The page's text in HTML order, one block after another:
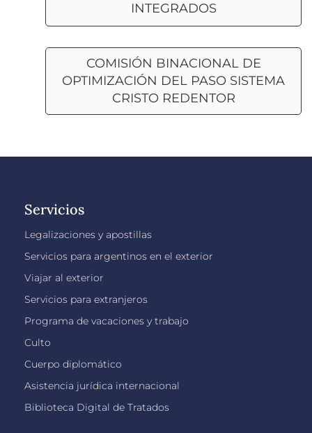
INTEGRADOS
COMISIÓN BINACIONAL DE
OPTIMIZACIÓN DEL PASO SISTEMA
CRISTO REDENTOR
Servicios
Legalizaciones y apostillas
Servicios para argentinos en el exterior
Viajar al exterior
Servicios para extranjeros
Programa de vacaciones y trabajo
Culto
Cuerpo diplomático
Asistencia jurídica internacional
Biblioteca Digital de Tratados